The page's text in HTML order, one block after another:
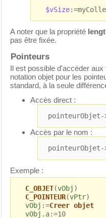
$vSize
A noter que la propriété
pas être fixée.
Pointeurs
Il est possible d'accéder
notation objet pour les
standard, à la seule
Accès direct :
pointeurObjet-
Accès par le nom :
Exemple :
C_OBJET(vObj )
C_POINTEUR(vPtr)
vObj :=Creer objet
vObj .a:=10